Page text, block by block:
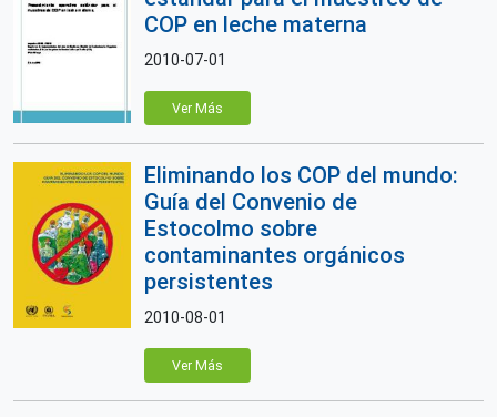
COP en leche materna
2010-07-01
Ver Más
Eliminando los COP del mundo:
Guía del Convenio de
Estocolmo sobre
contaminantes orgánicos
persistentes
2010-08-01
Ver Más